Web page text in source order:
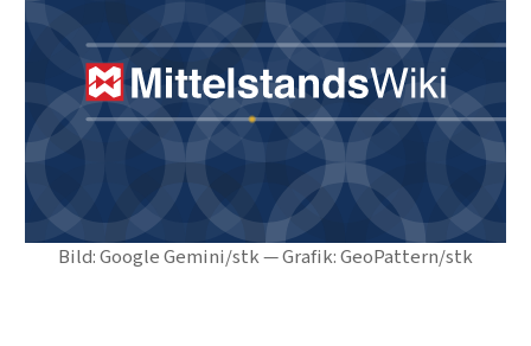
Bild: Google Gemini/stk — Grafik: GeoPattern/stk